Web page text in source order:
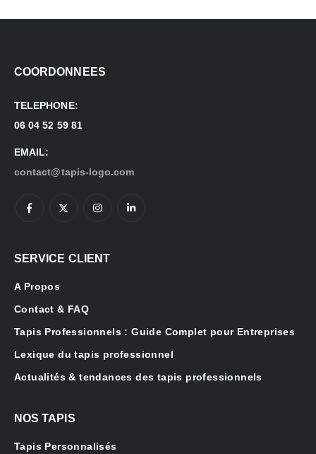
COORDONNEES
TELEPHONE:
06 04 52 59 81
EMAIL:
contact@tapis-logo.com
SERVICE CLIENT
A Propos
Contact & FAQ
Tapis Professionnels : Guide Complet pour Entreprises
Lexique du tapis professionnel
Actualités & tendances des tapis professionnels
NOS TAPIS
Tapis Personnalisés